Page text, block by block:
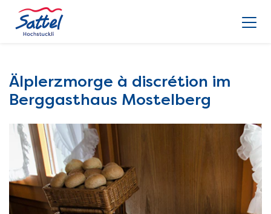
Älplerzmorge à discrétion im
Berggasthaus Mostelberg